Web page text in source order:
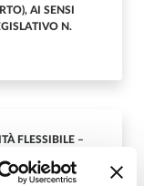
AI SENSI
N.
FLESSIBILE –
DA 1 MESE